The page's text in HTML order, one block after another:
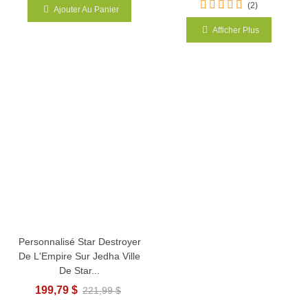
Ajouter Au Panier (2)
Afficher Plus
Personnalisé Star Destroyer
De L'Empire Sur Jedha Ville
De Star...
199,79 $ 221,99 $